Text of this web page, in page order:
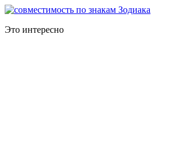
Это интересно